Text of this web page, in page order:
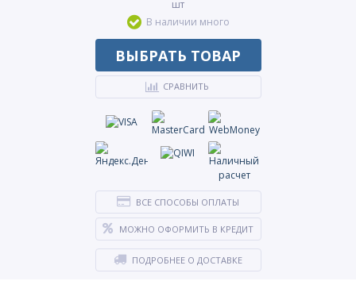
шт
В наличии много
ВЫБРАТЬ ТОВАР
СРАВНИТЬ
ВСЕ СПОСОБЫ ОПЛАТЫ
МОЖНО ОФОРМИТЬ В КРЕДИТ
ПОДРОБНЕЕ О ДОСТАВКЕ